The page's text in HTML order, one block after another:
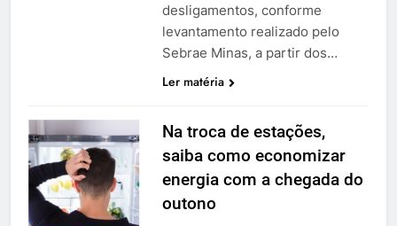
desligamentos, conforme
levantamento realizado pelo
Sebrae Minas, a partir dos…
Ler matéria
Na troca de estações,
saiba como economizar
energia com a chegada do
outono